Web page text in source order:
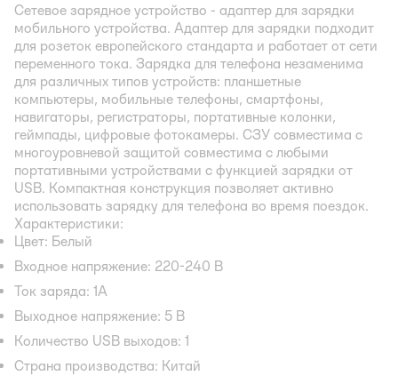
Сетевое зарядное устройство - адаптер для зарядки
мобильного устройства. Адаптер для зарядки подходит
для розеток европейского стандарта и работает от сети
переменного тока. Зарядка для телефона незаменима
для различных типов устройств: планшетные
компьютеры, мобильные телефоны, смартфоны,
навигаторы, регистраторы, портативные колонки,
геймпады, цифровые фотокамеры. СЗУ совместима с
многоуровневой защитой совместима с любыми
портативными устройствами с функцией зарядки от
USB. Компактная конструкция позволяет активно
использовать зарядку для телефона во время поездок.
Характеристики:
Цвет: Белый
Входное напряжение: 220-240 В
Ток заряда: 1А
Выходное напряжение: 5 В
Количество USB выходов: 1
Страна производства: Китай